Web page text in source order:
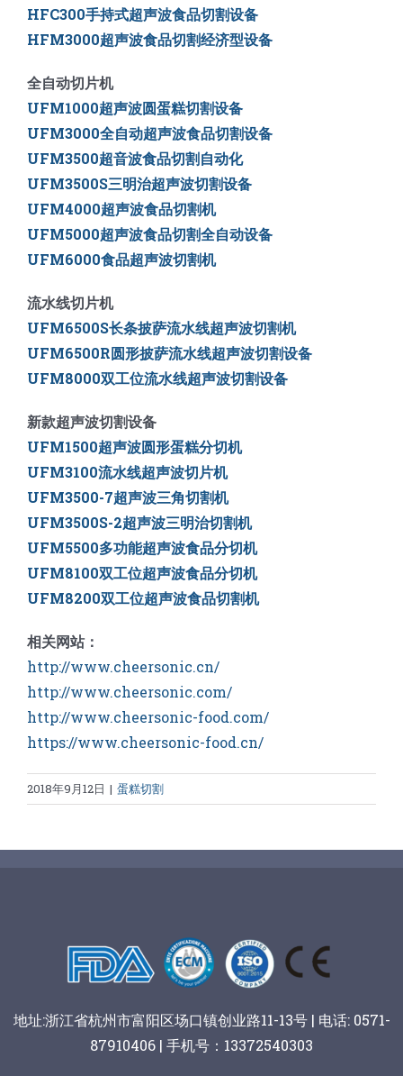
HFC300手持式超声波食品切割设备
HFM3000超声波食品切割经济型设备
全自动切片机
UFM1000超声波圆蛋糕切割设备
UFM3000全自动超声波食品切割设备
UFM3500超音波食品切割自动化
UFM3500S三明治超声波切割设备
UFM4000超声波食品切割机
UFM5000超声波食品切割全自动设备
UFM6000食品超声波切割机
流水线切片机
UFM6500S长条披萨流水线超声波切割机
UFM6500R圆形披萨流水线超声波切割设备
UFM8000双工位流水线超声波切割设备
新款超声波切割设备
UFM1500超声波圆形蛋糕分切机
UFM3100流水线超声波切片机
UFM3500-7超声波三角切割机
UFM3500S-2超声波三明治切割机
UFM5500多功能超声波食品分切机
UFM8100双工位超声波食品分切机
UFM8200双工位超声波食品切割机
相关网站：
http://www.cheersonic.cn/
http://www.cheersonic.com/
http://www.cheersonic-food.com/
https://www.cheersonic-food.cn/
2018年9月12日 | 蛋糕切割
地址:浙江省杭州市富阳区场口镇创业路11-13号 | 电话: 0571-
87910406 | 手机号：13372540303